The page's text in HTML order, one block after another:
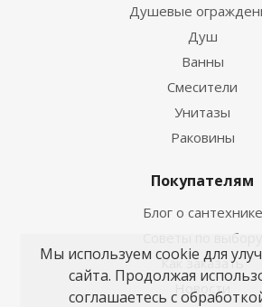
Душевые
Душ
Ванны
Смесители
Унитазы
Раковины
Покупателям
Блог о сантехнике
Советы по выбору
Как заказать
Новости
Мы используем cookie для
сайта. Продолжая
соглашаетесь с